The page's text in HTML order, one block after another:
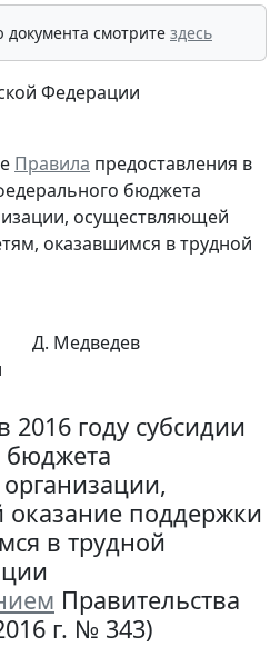
смотрите здесь
Федерации
Правила предоставления в
бюджета
осуществляющей
оказавшимся в трудной
Д. Медведев
2016 году субсидии
бюджета
поддержки
в трудной
Правительства
г. № 343)